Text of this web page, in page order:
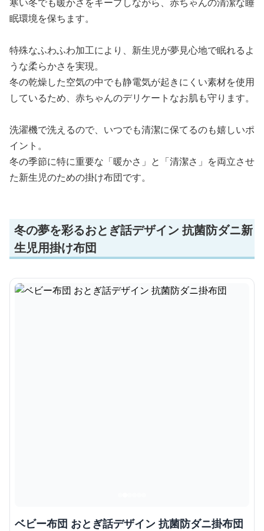
眠環境を保ちます。
特殊なふわふわ加工により、新生児が夢見心地で眠れるよ
うな柔らかさを実現。
冬の乾燥した空気の中でも静電気が起きにくい素材を使用
しているため、赤ちゃんのデリケートなお肌も守ります。
洗濯機で洗えるので、いつでも清潔に保てるのも嬉しいポ
イント。
冬の季節に特に重要な「暖かさ」と「清潔さ」を両立させ
た新生児のための掛け布団です。
冬の夢を彩るおとぎ話デザイン 抗菌防ダニ新
生児用掛け布団
ベビー布団 おとぎ話デザイン 抗菌防ダニ掛布団